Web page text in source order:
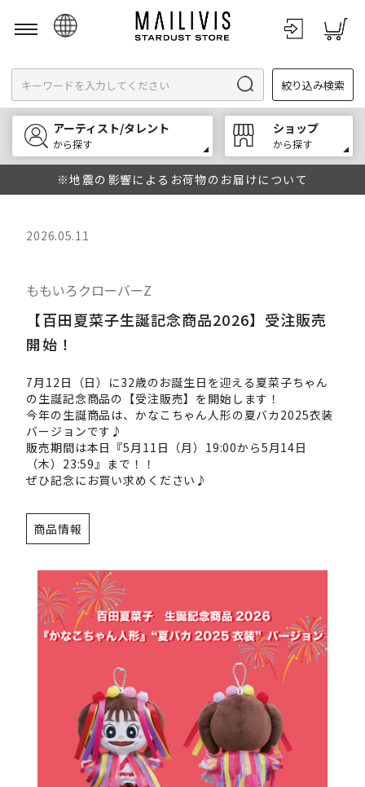
English
한국어
中文
絞り込み検索
アーティスト/タレント
から探す
ショップ
から探す
※地震の影響によるお荷物のお届けについて
2026.05.11
ももいろクローバーZ
【百田夏菜子生誕記念商品2026】受注販売
開始！
7月12日（日）に32歳のお誕生日を迎える夏菜子ちゃん
の生誕記念商品の【受注販売】を開始します！
今年の生誕商品は、かなこちゃん人形の夏バカ2025衣装
バージョンです♪
販売期間は本日『5月11日（月）19:00から5月14日
（木）23:59』まで！！
ぜひ記念にお買い求めください♪
商品情報